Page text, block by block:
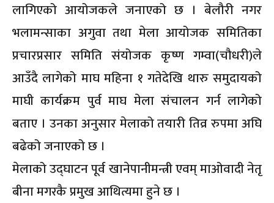
लागिएको आयोजकले जनाएको छ । बेलौरी नगर
भलामन्साका अगुवा तथा मेला आयोजक समितिका
प्रचारप्रसार समिति संयोजक कृष्ण गम्वा(चौधरी)ले
आउँदै लागेको माघ महिना १ गतेदेखि थारु समुदायको
माघी कार्यक्रम पुर्व माघ मेला संचालन गर्न लागेको
बताए । उनका अनुसार मेलाको तयारी तिव्र रुपमा अघि
बढेको जनाएको छ ।
मेलाको उद्घाटन पूर्व खानेपानीमन्त्री एवम् माओवादी नेतृ
बीना मगरकै प्रमुख आथित्यमा हुने छ ।